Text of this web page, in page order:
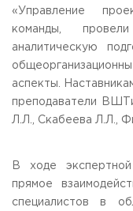
пн-чт: с 09:00 до
пт: с 09:00 до 16:45;
сб-вс: выходной
Приемная комиссия
пн-пт: с 10:00 до
сб: с 10:00 до 15:30;
вс: выходной.
«Управление
команды,
аналитическую
аспекты.
преподаватели
Л.Л., Скабеева Л.Л.,
В ходе
прямое
специалистов в